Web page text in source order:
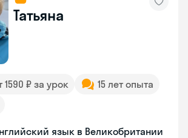
Татьяна
1590 ₽ за урок
15 лет опыта
язык в Великобритании